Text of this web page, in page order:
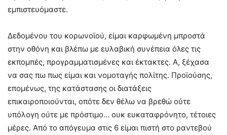
εμπιστευόμαστε.
Δεδομένου του κορωνοϊού, είμαι καρφωμένη μπροστά
στην οθόνη και βλέπω με ευλαβική συνέπεια όλες τις
εκπομπές, προγραμματισμένες και έκτακτες. Α, ξέχασα
να σας πω πως είμαι και νομοταγής πολίτης. Προϊούσης,
επομένως, της κατάστασης οι διατάξεις
επικαιροποιούνται, οπότε δεν θέλω να βρεθώ ούτε
υπόλογη ούτε με πρόστιμο… ουκ ευκαταφρόνητο, τέτοιες
μέρες. Από το απόγευμα στις 6 είμαι πιστή στο ραντεβού